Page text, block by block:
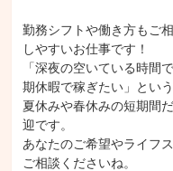
勤務シフトや働き方もご
しやすいお仕事です！
「深夜の空いている時間
期休暇で稼ぎたい」とい
夏休みや春休みの短期間
迎です。
あなたのご希望やライフ
ご相談くださいね。